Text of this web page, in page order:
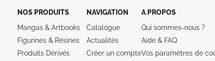
NOS PRODUITS
Mangas & Artbooks
Figurines & Résines
Produits Dérivés
NAVIGATION
Catalogue
Actualités
Créer un compte
A PROPOS
Qui sommes-nous ?
Aide & FAQ
Vos paramètres de